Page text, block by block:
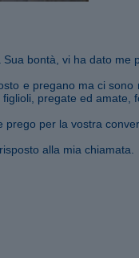
Sua bontà, vi ha dato me
e pregano ma ci
pregate ed amate,
prego per la vostra
alla mia chiamata.